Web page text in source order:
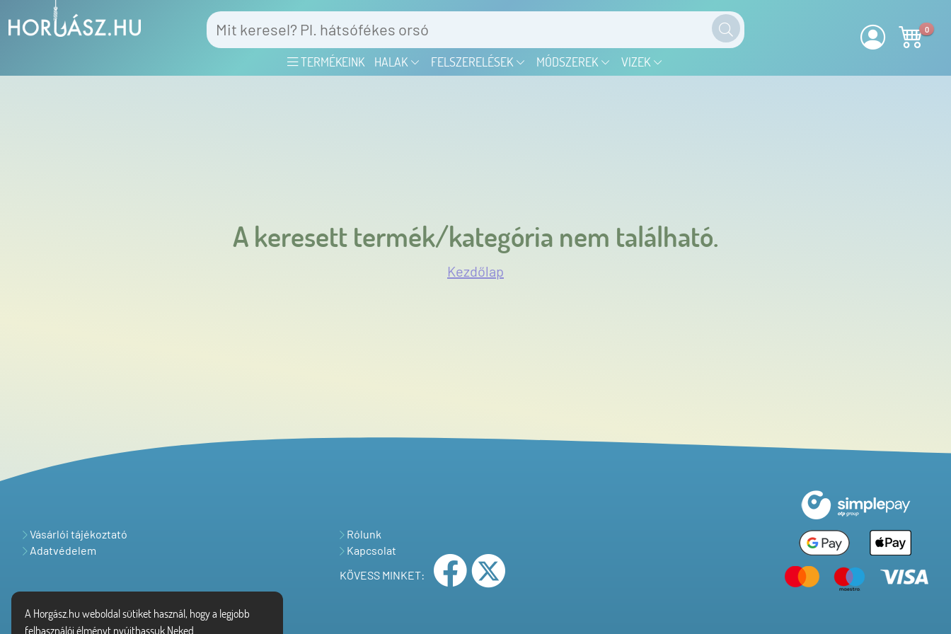
A Horgász.hu weboldal sütiket használ, hogy a legjobb
felhasználói élményt nyújthassuk Neked.
TERMÉKEINK HALAK FELSZERELÉSEK MÓDSZEREK VIZEK
0
A keresett termék/kategória nem található.
Kezdőlap
Vásárlói tájékoztató
Adatvédelem
Rólunk
Kapcsolat
KÖVESS MINKET: